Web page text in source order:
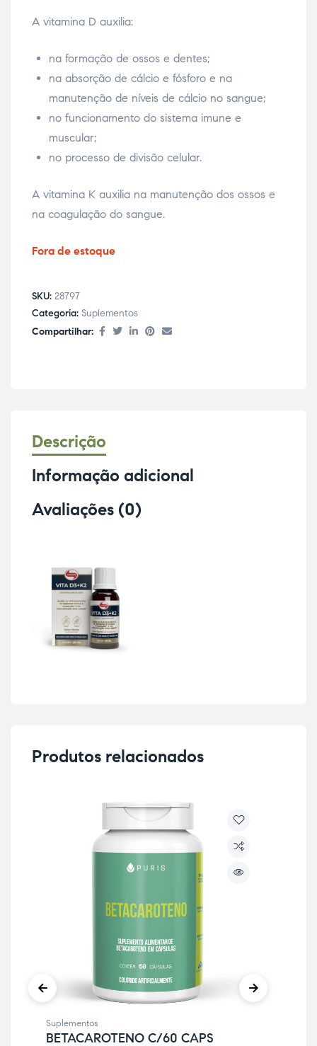
A vitamina D auxilia:
na formação de ossos e dentes;
na absorção de cálcio e fósforo e na
manutenção de níveis de cálcio no sangue;
no funcionamento do sistema imune e
muscular;
no processo de divisão celular.
A vitamina K auxilia na manutenção dos ossos e
na coagulação do sangue.
Fora de estoque
SKU: 28797
Categoria: Suplementos
Compartilhar:
Descrição
Informação adicional
Avaliações (0)
Produtos relacionados
Suplementos
BETACAROTENO C/60 CAPS